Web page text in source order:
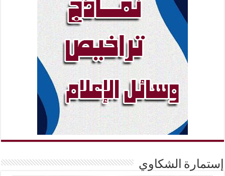
إستمارة الشكاوي